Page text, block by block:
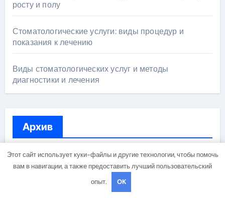
росту и полу
Стоматологические услуги: виды процедур и
показания к лечению
Виды стоматологических услуг и методы
диагностики и лечения
Архив
Май 2026
Этот сайт использует куки-файлы и другие технологии, чтобы помочь
вам в навигации, а также предоставить лучший пользовательский
опыт.
OK